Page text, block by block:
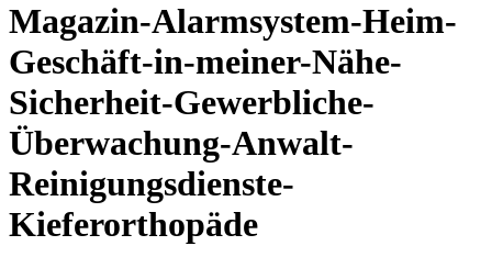
Magazin-Alarmsystem-Heim-
Geschäft-in-meiner-Nähe-
Sicherheit-Gewerbliche-
Überwachung-Anwalt-
Reinigungsdienste-
Kieferorthopäde